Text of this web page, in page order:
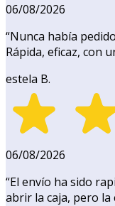
06/08/2026
“Nunca había
Rápida, eficaz, con
estela B.
06/08/2026
“El envío ha sido
abrir la caja, pero